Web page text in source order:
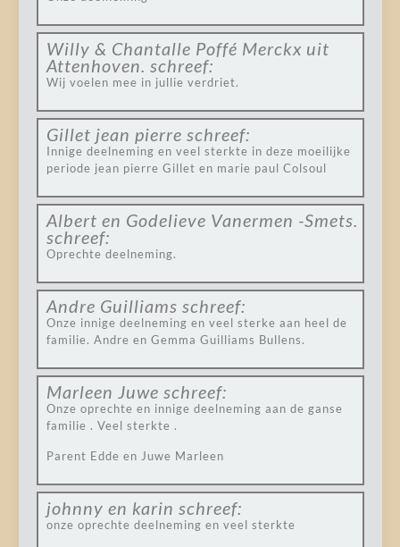
Willy & Chantalle Poffé Merckx uit
Attenhoven. schreef:
Wij voelen mee in jullie verdriet.
Gillet jean pierre schreef:
Innige deelneming en veel sterkte in deze moeilijke
periode jean pierre Gillet en marie paul Colsoul
Albert en Godelieve Vanermen -Smets.
schreef:
Oprechte deelneming.
Andre Guilliams schreef:
Onze innige deelneming en veel sterke aan heel de
familie. Andre en Gemma Guilliams Bullens.
Marleen Juwe schreef:
Onze oprechte en innige deelneming aan de ganse
familie . Veel sterkte .
Parent Edde en Juwe Marleen
johnny en karin schreef:
onze oprechte deelneming en veel sterkte